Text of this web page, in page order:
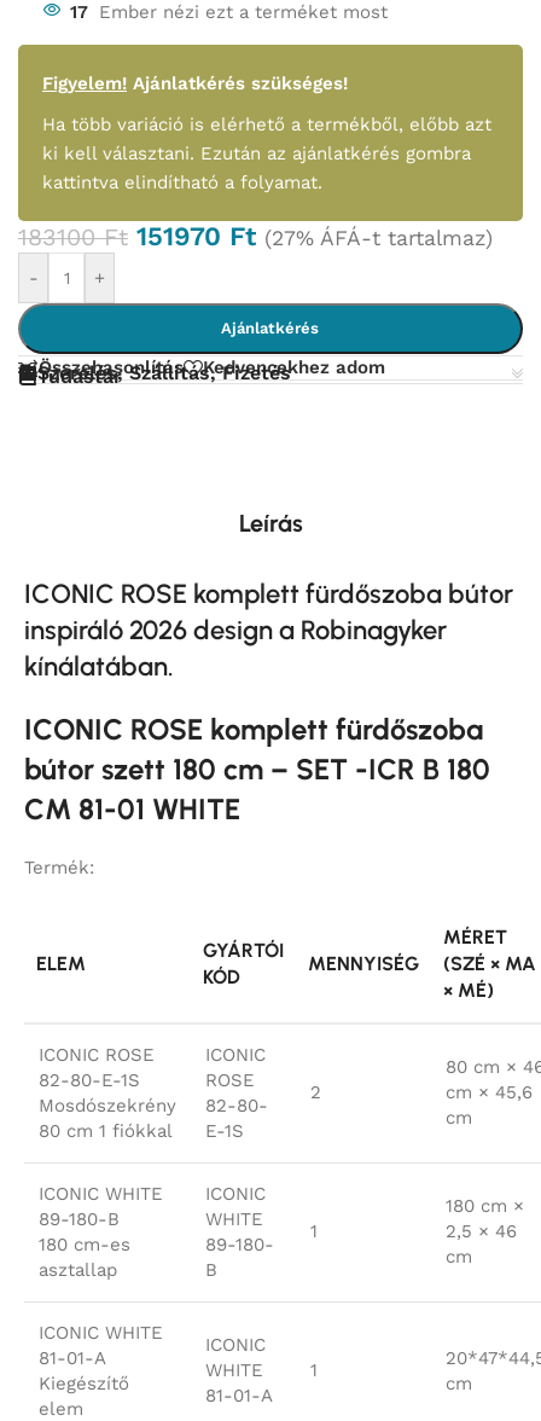
17 Ember nézi ezt a terméket most
Figyelem! Ajánlatkérés szükséges!
Ha több variáció is elérhető a termékből, előbb azt
ki kell választani. Ezután az ajánlatkérés gombra
kattintva elindítható a folyamat.
183100Ft 151970 Ft (27% ÁFÁ-t tartalmaz)
- +
Ajánlatkérés
Összehasonlítás Kedvencekhez adom
Szerelés, Szállítás, Fizetés
Tudástár
Leírás
ICONIC ROSE komplett fürdőszoba bútor
inspiráló 2026 design a Robinagyker
kínálatában.
ICONIC ROSE komplett fürdőszoba
bútor szett 180 cm – SET -ICR B 180
CM 81-01 WHITE
Termék:
ELEM
GYÁRTÓI
KÓD
MENNYISÉG
MÉRET
(SZÉ × MA
× MÉ)
ICONIC ROSE
82-80-E-1S
Mosdószekrény
80 cm 1 fiókkal
ICONIC
ROSE
82-80-
E-1S
2
80 cm ×
cm × 45,6
cm
ICONIC WHITE
89-180-B
180 cm-es
asztallap
ICONIC
WHITE
89-180-
B
1
180 cm ×
2,5 × 46
cm
ICONIC WHITE
81-01-A
Kiegészítő
elem
ICONIC
WHITE
81-01-A
1
cm